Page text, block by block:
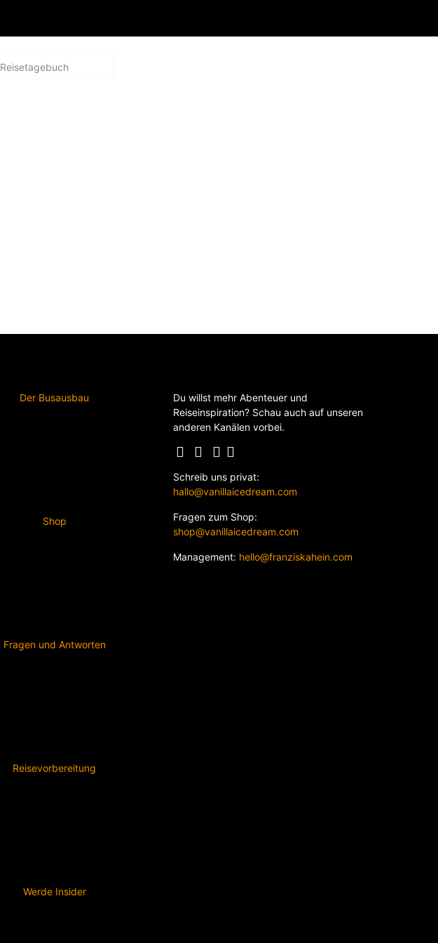
Reisetagebuch
Der Busausbau
Shop
Fragen und Antworten
Reisevorbereitung
Werde Insider
Du willst mehr Abenteuer und
Reiseinspiration? Schau auch auf unseren
anderen Kanälen vorbei.
Schreib uns privat:
hallo@vanillaicedream.com
Fragen zum Shop:
shop@vanillaicedream.com
Management: hello@franziskahein.com